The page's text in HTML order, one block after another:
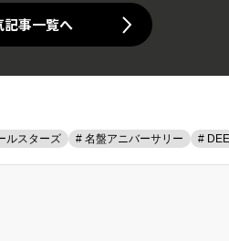
記事一覧へ
ルスターズ # 名盤アニバーサリー #